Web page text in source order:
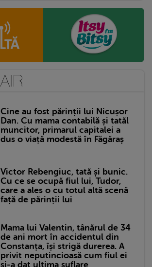
Cine au fost părinții lui Nicușor
Dan. Cu mama contabilă și tatăl
muncitor, primarul capitalei a
dus o viață modestă în Făgăraș
Victor Rebengiuc, tată și bunic.
Cu ce se ocupă fiul lui, Tudor,
care a ales o cu totul altă scenă
față de părinții lui
Mama lui Valentin, tânărul de 34
de ani mort în accidentul din
Constanța, își strigă durerea. A
privit neputincioasă cum fiul ei
și-a dat ultima suflare